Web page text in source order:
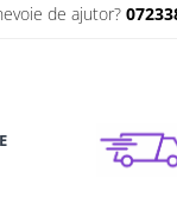
de ajutor?